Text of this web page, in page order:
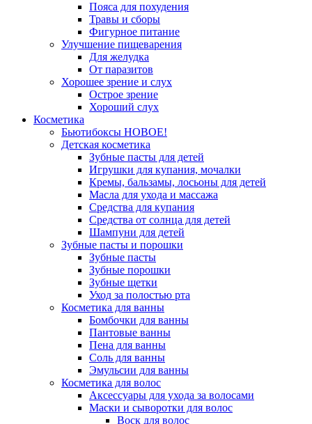
Пояса для похудения
Травы и сборы
Фигурное питание
Улучшение пищеварения
Для желудка
От паразитов
Хорошее зрение и слух
Острое зрение
Хороший слух
Косметика
Бьютибоксы НОВОЕ!
Детская косметика
Зубные пасты для детей
Игрушки для купания, мочалки
Кремы, бальзамы, лосьоны для детей
Масла для ухода и массажа
Средства для купания
Средства от солнца для детей
Шампуни для детей
Зубные пасты и порошки
Зубные пасты
Зубные порошки
Зубные щетки
Уход за полостью рта
Косметика для ванны
Бомбочки для ванны
Пантовые ванны
Пена для ванны
Соль для ванны
Эмульсии для ванны
Косметика для волос
Аксессуары для ухода за волосами
Маски и сыворотки для волос
Воск для волос